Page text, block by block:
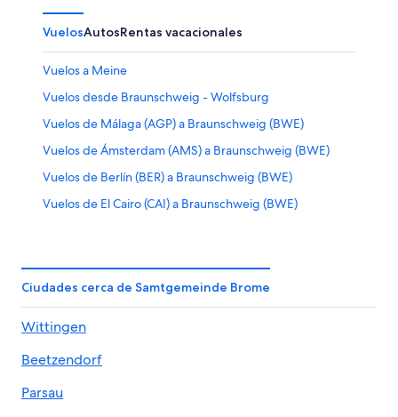
VuelosAutosRentas vacacionales
Vuelos a Meine
Vuelos desde Braunschweig - Wolfsburg
Vuelos de Málaga (AGP) a Braunschweig (BWE)
Vuelos de Ámsterdam (AMS) a Braunschweig (BWE)
Vuelos de Berlín (BER) a Braunschweig (BWE)
Vuelos de El Cairo (CAI) a Braunschweig (BWE)
Vuelos de Charleroi (CRL) a Braunschweig (BWE)
Vuelos de Aeropuerto de Madrid-Adolfo Suárez Madrid
Barajas (MAD) a Braunschweig (BWE)
Vuelos de Ciudad de México (MEX) a Braunschweig
(BWE)
Vuelos de Pamplona (PNA) a Braunschweig (BWE)
Ciudades cerca de Samtgemeinde Brome
Wittingen
Beetzendorf
Parsau